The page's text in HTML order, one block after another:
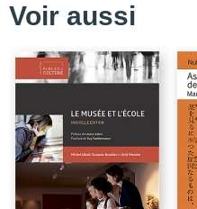
Voir aussi